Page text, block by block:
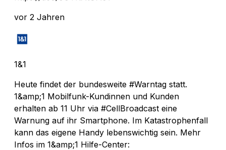
vor 2 Jahren
1&1
Heute findet der bundesweite #Warntag statt.
1&amp;1 Mobilfunk-Kundinnen und Kunden
erhalten ab 11 Uhr via #CellBroadcast eine
Warnung auf ihr Smartphone. Im Katastrophenfall
kann das eigene Handy lebenswichtig sein. Mehr
Infos im 1&amp;1 Hilfe-Center: